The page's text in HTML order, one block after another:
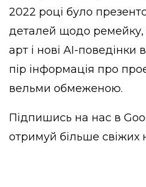
2022 році було
деталей щодо ремейку,
арт і нові AI-поведінки
пір інформація про
вельми обмеженою.
Підпишись на нас в
отримуй більше свіжих